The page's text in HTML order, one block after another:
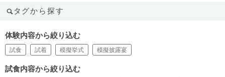
タグから探す
体験内容から絞り込む
試食 試着 模擬挙式 模擬披露宴
試食内容から絞り込む